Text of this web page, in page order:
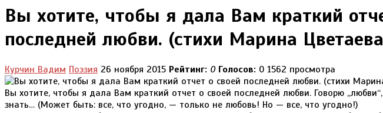
Вы хотите, чтобы я дала Вам краткий
последней любви. (стихи Марина
Курчин Вадим Поэзия 26 ноября 2015 Рейтинг: 0 Голосов: 0 1562 просмотра
Вы хотите, чтобы я дала Вам краткий отчет о своей последней любви. Говорю
знать… (Может быть: все, что угодно, — только не любовь! Но — все, что угодно!)